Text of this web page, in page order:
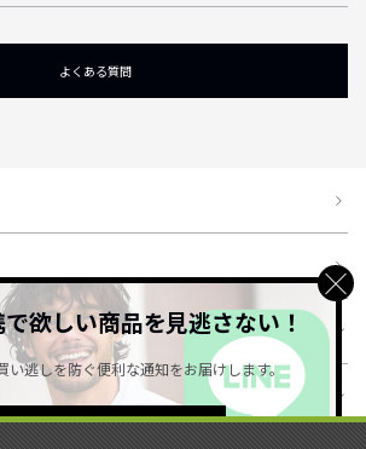
よくある質問
で欲しい商品を見逃さない！
い逃しを防ぐ便利な通知をお届けします。
詳しくはこちら ＞